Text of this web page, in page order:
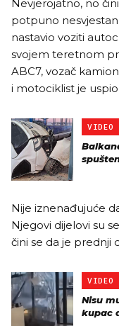
Nevjerojatno, no
potpuno
nastavio voziti
svojem teretnom
ABC7, vozač
i motociklist je
VIDEO
Nije iznenađujuće
Njegovi dijelovi su
čini se da je prednji
VIDEO
Nisu
kupac